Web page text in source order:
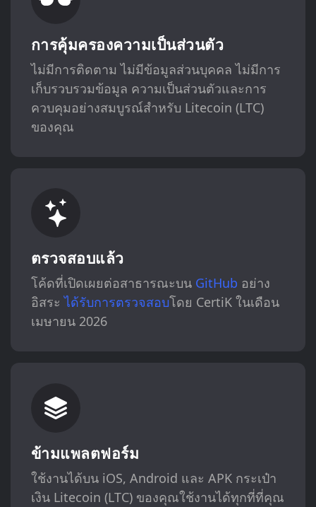
การคุ้มครองความเป็นส่วนตัว
ไม่มีการติดตาม ไม่มีข้อมูลส่วนบุคคล ไม่มีการ
เก็บรวบรวมข้อมูล ความเป็นส่วนตัวและการ
ควบคุมอย่างสมบูรณ์สำหรับ Litecoin (LTC)
ของคุณ
ตรวจสอบแล้ว
โค้ดที่เปิดเผยต่อสาธารณะบน GitHub อย่าง
อิสระได้รับการตรวจสอบโดย CertiK ในเดือน
เมษายน 2026
ข้ามแพลตฟอร์ม
ใช้งานได้บน iOS, Android และ APK กระเป๋า
เงิน Litecoin (LTC) ของคุณใช้งานได้ทุกที่ที่คุณ